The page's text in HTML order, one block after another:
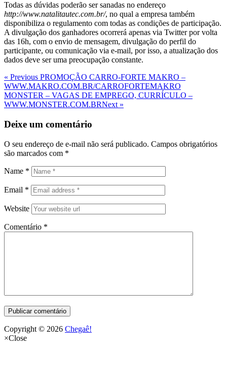
Todas as dúvidas poderão ser sanadas no endereço
http://www.natalitautec.com.br/, no qual a empresa também
disponibiliza o regulamento com todas as condições de participação.
A divulgação dos ganhadores ocorrerá apenas via Twitter por volta
das 16h, com o envio de mensagem, divulgação do perfil do
participante, ou comunicação via e-mail, por isso, a atualização dos
dados deve ser uma preocupação constante.
Navegação
de
Post
Previous
Post
« Previous PROMOÇÃO CARRO-FORTE MAKRO –
WWW.MAKRO.COM.BR/CARROFORTEMAKRO
Next
Post
MONSTER – VAGAS DE EMPREGO, CURRÍCULO –
WWW.MONSTER.COM.BRNext »
Deixe um comentário
O seu endereço de e-mail não será publicado. Campos obrigatórios
são marcados com *
Name *
Email *
Website
Comentário *
Copyright © 2026 Chegaê!
×Close